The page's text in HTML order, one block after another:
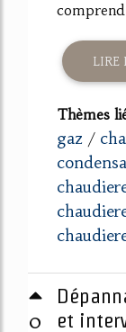
LIRE
Thèmes
gaz /
0
et